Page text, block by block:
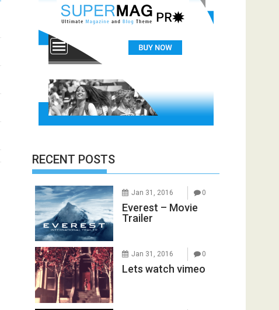
RECENT POSTS
Jan 31, 2016 0
Everest – Movie
Trailer
Jan 31, 2016 0
Lets watch vimeo